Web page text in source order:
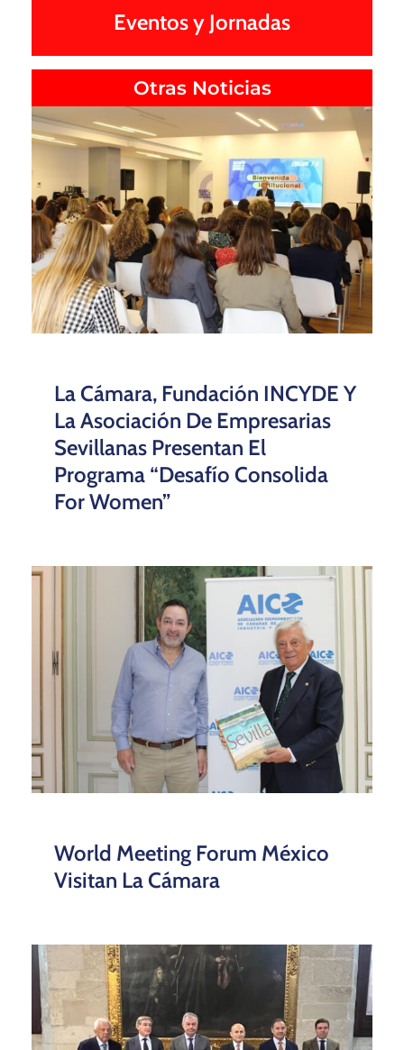
Eventos y Jornadas
Otras Noticias
La Cámara, Fundación INCYDE Y
La Asociación De Empresarias
Sevillanas Presentan El
Programa “Desafío Consolida
For Women”
World Meeting Forum México
Visitan La Cámara